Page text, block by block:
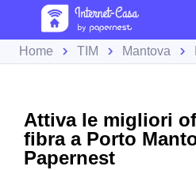
Home TIM Mantova